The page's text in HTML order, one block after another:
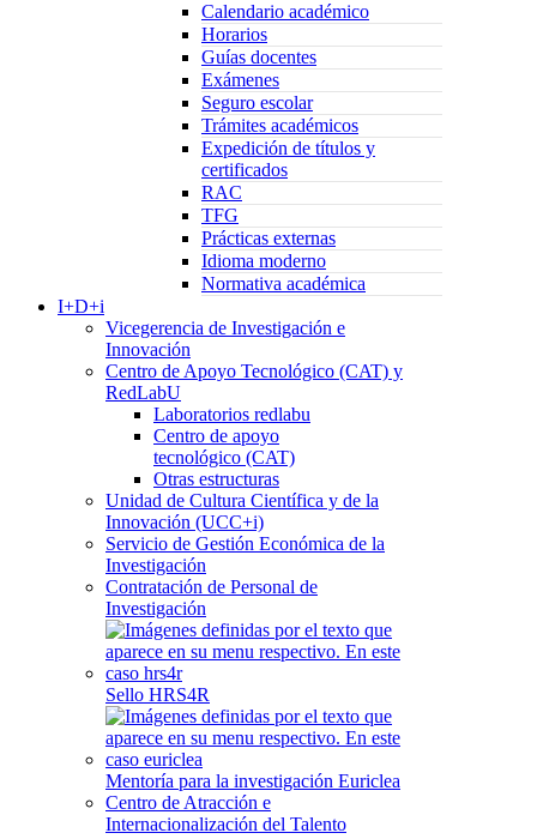
Calendario académico
Horarios
Guías docentes
Exámenes
Seguro escolar
Trámites académicos
Expedición de títulos y
certificados
RAC
TFG
Prácticas externas
Idioma moderno
Normativa académica
I+D+i
Vicegerencia de Investigación e
Innovación
Centro de Apoyo Tecnológico (CAT) y
RedLabU
Laboratorios redlabu
Centro de apoyo
tecnológico (CAT)
Otras estructuras
Unidad de Cultura Científica y de la
Innovación (UCC+i)
Servicio de Gestión Económica de la
Investigación
Contratación de Personal de
Investigación
Sello HRS4R
Mentoría para la investigación Euriclea
Centro de Atracción e
Internacionalización del Talento